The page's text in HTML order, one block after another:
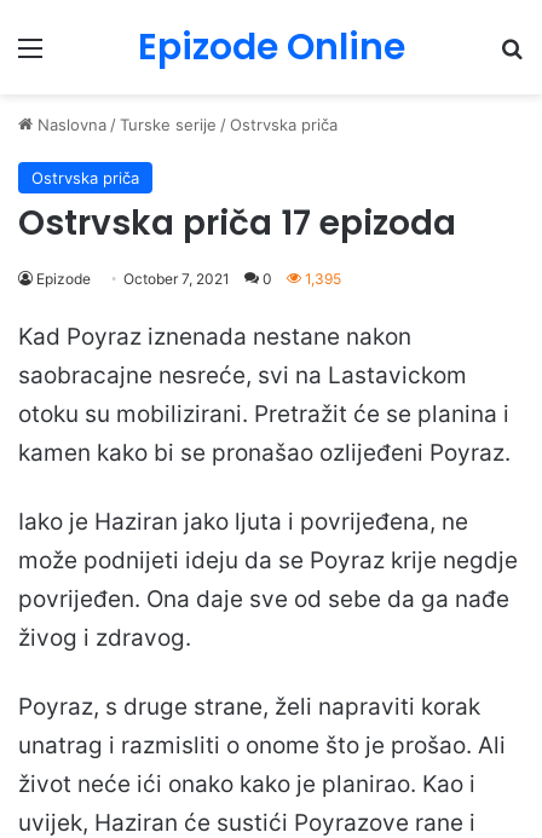
Menu Epizode Online
Naslovna /Turske serije /Ostrvska priča
Ostrvska priča
Ostrvska priča 17 epizoda
Epizode October 7, 2021 0 1,395
Kad Poyraz iznenada nestane nakon
saobracajne nesreće, svi na Lastavickom
otoku su mobilizirani. Pretražit će se planina i
kamen kako bi se pronašao ozlijeđeni Poyraz.
Iako je Haziran jako ljuta i povrijeđena, ne
može podnijeti ideju da se Poyraz krije negdje
povrijeđen. Ona daje sve od sebe da ga nađe
živog i zdravog.
Poyraz, s druge strane, želi napraviti korak
unatrag i razmisliti o onome što je prošao. Ali
život neće ići onako kako je planirao. Kao i
uvijek, Haziran će sustići Poyrazove rane i